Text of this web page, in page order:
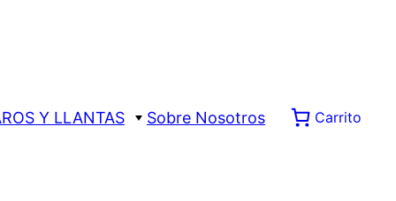
Y LLANTAS Sobre Nosotros Carrito